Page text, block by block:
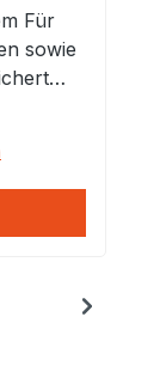
Für
sowie